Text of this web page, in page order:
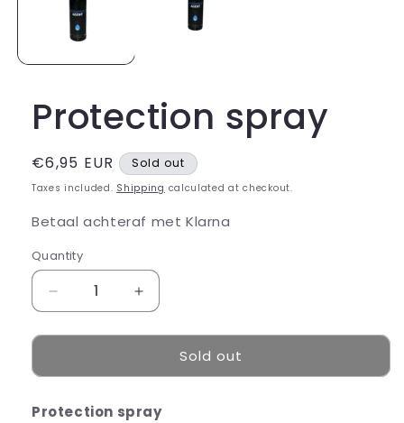
Protection spray
Regular
price
€6,95 EUR Sold out
Taxes included. Shipping calculated at checkout.
Betaal achteraf met Klarna
Quantity
Decrease
quantity
for
spray
Increase
quantity
for
Protection
spray
Sold out
Protection spray